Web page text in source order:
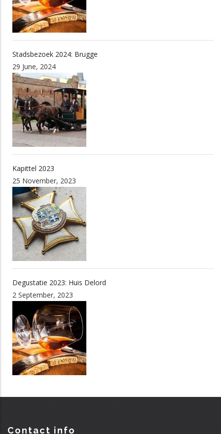
Stadsbezoek 2024: Brugge
29 June, 2024
Kapittel 2023
25 November, 2023
Degustatie 2023: Huis Delord
2 September, 2023
Contact info